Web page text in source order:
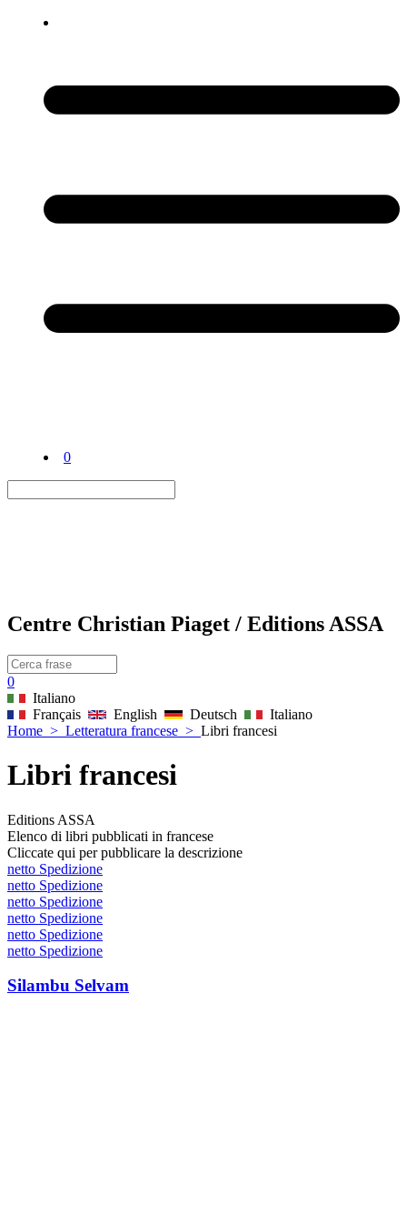
0
Centre Christian Piaget / Editions ASSA
0
Italiano
Français
English Deutsch
Italiano
Home > Letteratura francese > Libri francesi
Libri francesi
Editions ASSA
Elenco di libri pubblicati in francese
Cliccate qui per pubblicare la descrizione
netto Spedizione
netto Spedizione
netto Spedizione
netto Spedizione
netto Spedizione
netto Spedizione
Silambu Selvam